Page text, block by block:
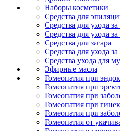
Наборы косметики
Средства для
Средства для ухода
Средства для ухода
Средства для загара
Средства для ухода
Средства ухода для
Эфирные масла
Гомеопатия при
Гомеопатия при
Гомеопатия при
Гомеопатия при
Гомеопатия при
Гомеопатия от